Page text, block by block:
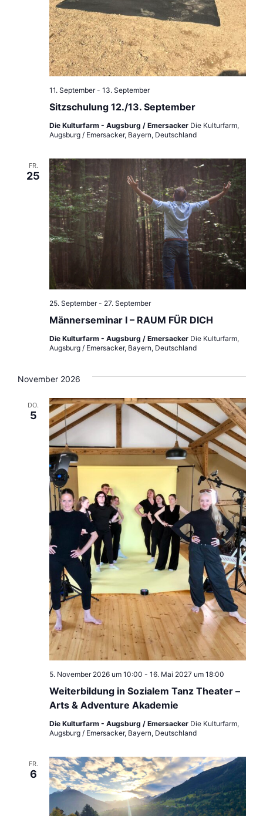
Sitzschulung 12./13. September
11. September- 13. September
Die Kulturfarm - Augsburg / Emersacker Die Kulturfarm,
Augsburg / Emersacker, Bayern, Deutschland
FR.
25
Männerseminar I – RAUM FÜR DICH
25. September- 27. September
Die Kulturfarm - Augsburg / Emersacker Die Kulturfarm,
Augsburg / Emersacker, Bayern, Deutschland
November 2026
DO.
5
Weiterbildung in Sozialem Tanz Theater –
Arts & Adventure Akademie
5. November 2026 um 10:00 - 16. Mai 2027 um 18:00
Die Kulturfarm - Augsburg / Emersacker Die Kulturfarm,
Augsburg / Emersacker, Bayern, Deutschland
FR.
6